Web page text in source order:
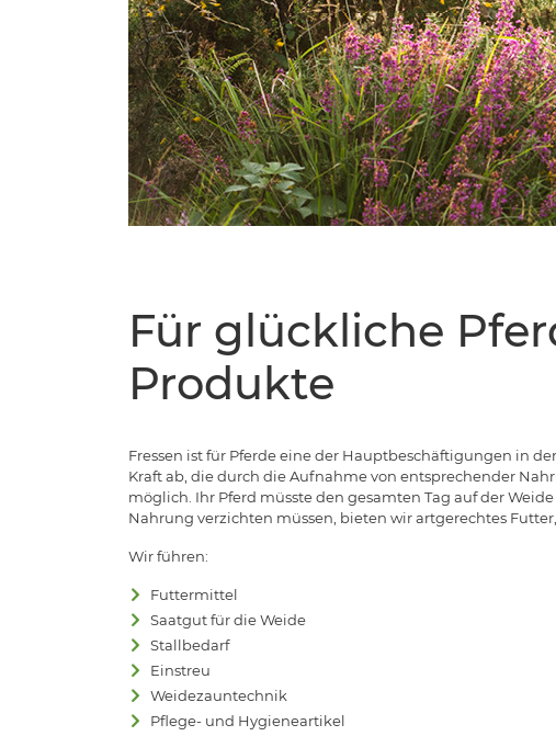
Für glückliche
Produkte
Fressen ist für Pferde eine der Hauptbeschäftigungen in
Kraft ab, die durch die Aufnahme von entsprechender
möglich. Ihr Pferd müsste den gesamten Tag auf der
Nahrung verzichten müssen, bieten wir artgerechtes
Wir führen:
Futtermittel
Saatgut für die Weide
Stallbedarf
Einstreu
Weidezauntechnik
Pflege- und Hygieneartikel